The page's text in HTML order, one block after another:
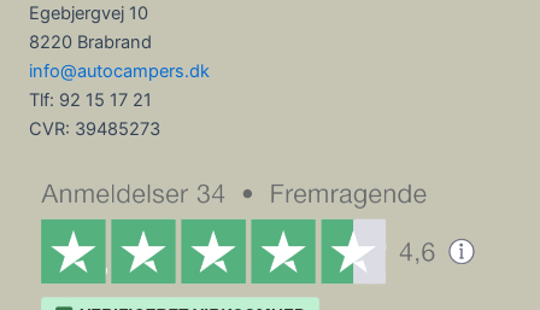
Egebjergvej 10
8220 Brabrand
info@autocampers.dk
Tlf: 92 15 17 21
CVR: 39485273